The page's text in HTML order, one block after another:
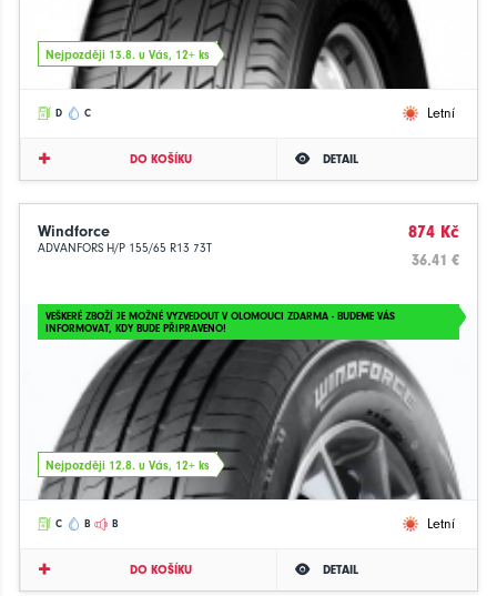
Nejpozději 13.8. u Vás, 12+ ks
D C Letní
DO KOŠÍKU DETAIL
Windforce
ADVANFORS H/P 155/65 R13 73T
874 Kč
36.41 €
VEŠKERÉ ZBOŽÍ JE MOŽNÉ VYZVEDOUT V OLOMOUCI ZDARMA - BUDEME VÁS
INFORMOVAT, KDY BUDE PŘIPRAVENO!
Nejpozději 12.8. u Vás, 12+ ks
C B B Letní
DO KOŠÍKU DETAIL